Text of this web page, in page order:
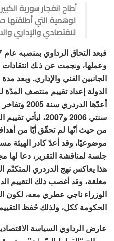
أطاح انفجار سورية
الوهمية التي أطلقتها
الاقتصادي والإداري
وعملها، ونجمت عن ذلك
الجانبين الفني والإداري. وبعد
الدولة إعداد تقييم منتصف
أعدّها
سنتي 2006 و2007،
من حيث أنّها لم تحقّق أيّا من
موضوعيًا، وقد أعدّ كادر الهيئة
جلسة لمناقشة التقرير، دعا لها
هذا يعاكس نهج الدردري
مغلقة، وقد أغضب ذلك التقييم
الوزراء ناجي عطري معه، لكون
الحكومة ككل، ولذلك حُفظ
عارض الرداوي السياسة